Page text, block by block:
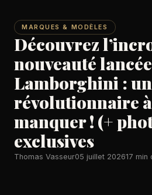
MARQUES & MODÈLES
Découvrez
nouveauté
Lamborghini :
révolutionnaire à
manquer ! (+
exclusives
Thomas Vasseur05 juillet 202617 min